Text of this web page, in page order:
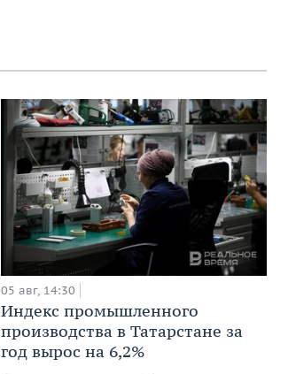
05 авг, 14:30
Индекс промышленного
производства в Татарстане за
год вырос на 6,2%